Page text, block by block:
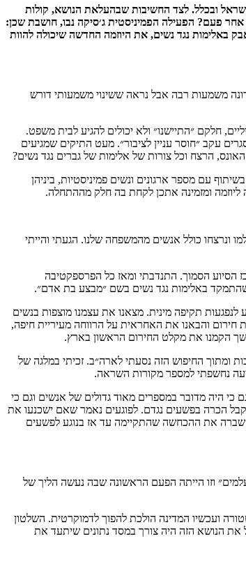
ובכלל. לצד החשיבות שבהעלאת הנושא, קולות
פעם? הפעילה הפמיניסטית ג׳סיקה נבו, חושבת שכן:
באלימות נגד נשים, את היוזמה החדשה שיכולה להוות
משמעות רבה אבל נראה ששינוי משמעותי דורש
חלקם ״התיישנו״ ולא יכולים להגיע לבית משפט.
עקב ״חוסר עניין לציבור״. מעט התיקים שמגיעים
הרצח וכל צורות של אלימות של גברים נגד נשים?
עם מספר ארגונים ונשים פמיניסטיות, ביניהן
כולל אנשים מהמשפחה שלנו. הגעתי והייתי
הסיוע הסמוך. התנדבתי ומאז כל הפרספקטיבה
הסיוע לנפגעות תקיפה מינית. מצאנו את עצמנו מוצפות בנשים
מענה. אז ערכנו פגישת חירום והבאנו את האחראית על הרווחה מעיריית חיפה,
הקמנו את מקלט החירום הראשון בארץ.
ומתוך החיפוש הזה נסעתי לארה״ב. זכיתי במלגה של
נחשפתי למספר מקורות השראה.
את כל הפושעים, גם כי היה מדובר במספרים מאוד גדולים של אנשים וגם כי
הכרה בפשעים נגדם. לפוגעים נאמר שאם ישכנעו את
שברה את ההכחשה שהתקיימה עד אז בנוגע לפשעים
וזו הייתה הפעם הראשונה שבה נעשה הליך של
ועכשיו המדינה הולכת להפוך לדמוקרטית. השלטון
את הנושא הזה היה צורך במסד נתונים שיתעד את